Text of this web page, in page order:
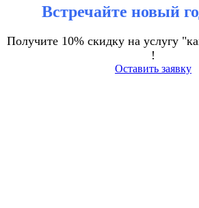
Встречайте новый
Получите 10% скидку на услугу
!
Оставить заявку